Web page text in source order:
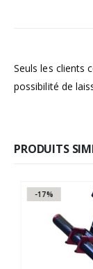
Seuls les clients
possibilité de
PRODUITS
-17%